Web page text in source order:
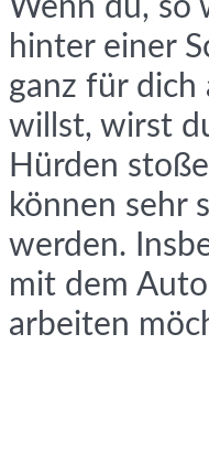
Wenn du, so
hinter einer
ganz für dich
willst, wirst
Hürden
können sehr
werden.
mit dem
arbeiten